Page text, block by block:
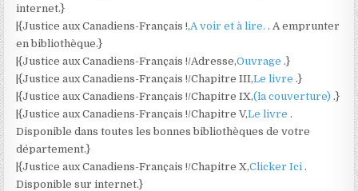
internet.}
|{Justice aux Canadiens-Français !,A voir et à lire.. A emprunter
en bibliothèque.}
|{Justice aux Canadiens-Français !/Adresse,Ouvrage.}
|{Justice aux Canadiens-Français !/Chapitre III,Le livre.}
|{Justice aux Canadiens-Français !/Chapitre IX,(la couverture).}
|{Justice aux Canadiens-Français !/Chapitre V,Le livre.
Disponible dans toutes les bonnes bibliothèques de votre
département.}
|{Justice aux Canadiens-Français !/Chapitre X,Clicker Ici.
Disponible sur internet.}